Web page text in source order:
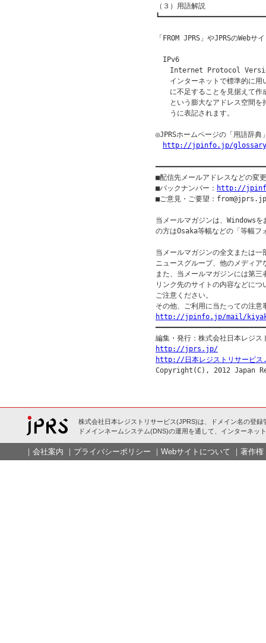
（３）用語解説
「FROM JPRS」やJPRSのWeb
IPv6
Internet Protocol
インターネットで標準的に用
に不足することを見据えて作
という膨大なアドレス空間
うに表記されます。
◎JPRSホームページの「用語辞典
http://jpinfo.jp/
■配信先メールアドレスなどの変
■バックナンバー： http://
■ご意見・ご要望：from@jprs.jp
当メールマガジンは、Windows
の方はOsaka等幅などの「等幅フ
当メールマガジンの全文または
ニュースグループ、他のメディ
また、当メールマガジンには第
リンク先のサイトの内容などに
ご注意ください。
http://jpinfo.jp/mail/
http://jprs.jp/
http://日本レジストリサービ
株式会社日本レジストリサービス(JPRS)は、ドメイン名の登録
ドメインネームシステム(DNS)の運用を通して、インターネッ
｜ 会社案内 ｜ プライバシーポリシー ｜ Webサイトについて ｜ 著作権